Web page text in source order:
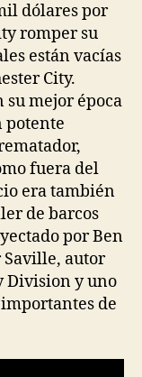
dólares por
romper su
están vacías
City.
su mejor época
potente
fuera del
era también
de barcos
por Ben
Saville, autor
Division y uno
de